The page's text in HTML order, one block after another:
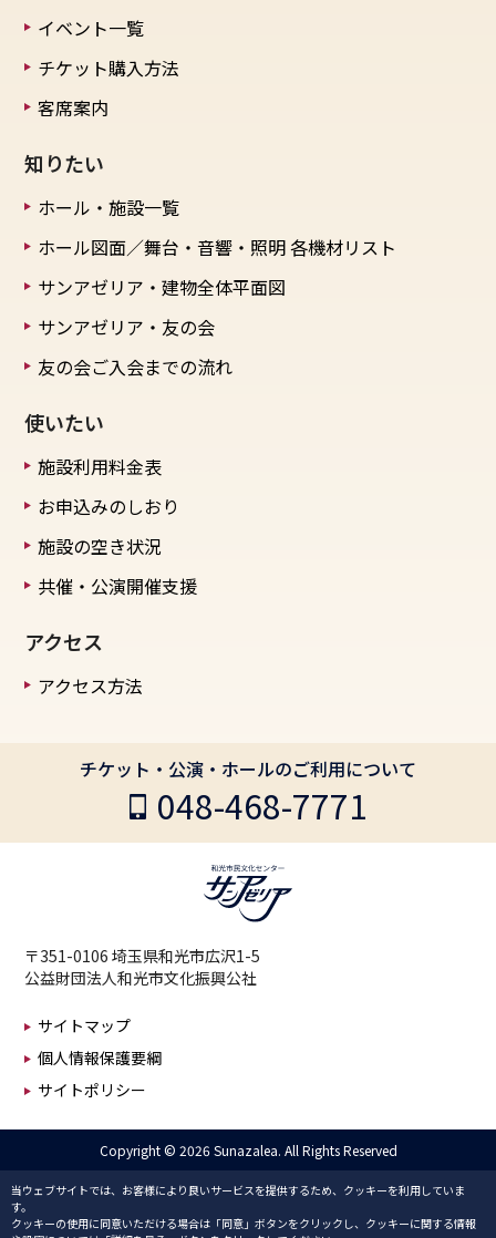
当ウェブサイトでは、お客様により良いサービスを提供するため、クッキーを利用していま
す。
クッキーの使用に同意いただける場合は「同意」ボタンをクリックし、クッキーに関する情報
イベント一覧
チケット購入方法
客席案内
知りたい
ホール・施設一覧
ホール図面／舞台・音響・照明各機材リスト
サンアゼリア・建物全体平面図
サンアゼリア・友の会
友の会ご入会までの流れ
使いたい
施設利用料金表
お申込みのしおり
施設の空き状況
共催・公演開催支援
アクセス
アクセス方法
チケット・公演・ホールのご利用について
048-468-7771
〒351-0106 埼玉県和光市広沢1-5
公益財団法人和光市文化振興公社
サイトマップ
個人情報保護要綱
サイトポリシー
Copyright © 2026 Sunazalea. All Rights Reserved